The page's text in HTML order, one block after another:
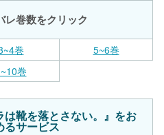
レ巻数をクリック
巻
5~6巻
巻
靴を落とさない。』をお
るサービス